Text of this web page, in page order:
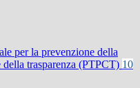
per la prevenzione della
della trasparenza (PTPCT) 10